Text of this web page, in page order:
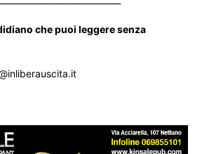
che puoi leggere senza